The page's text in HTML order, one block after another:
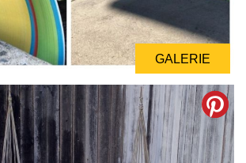
GALERIE